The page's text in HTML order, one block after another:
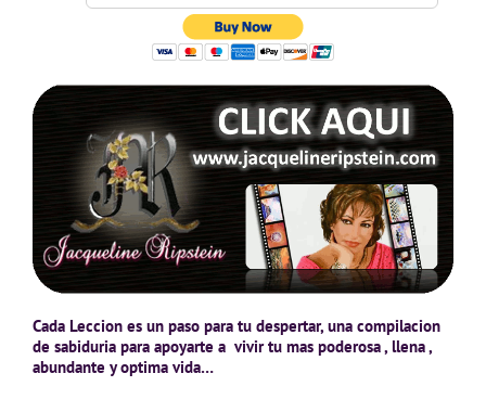
Cada Leccion es un paso para tu despertar, una compilacion
de sabiduria para apoyarte a vivir tu mas poderosa , llena ,
abundante y optima vida…